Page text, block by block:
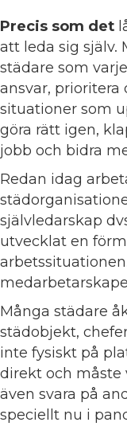
Precis som det
att leda sig själv.
städare som
ansvar, prioritera
situationer som
göra rätt igen,
jobb och bidra
Redan idag
självledarskap
utvecklat en
Många städare
städobjekt,
inte fysiskt på
direkt och måste
även svara på
speciellt nu i